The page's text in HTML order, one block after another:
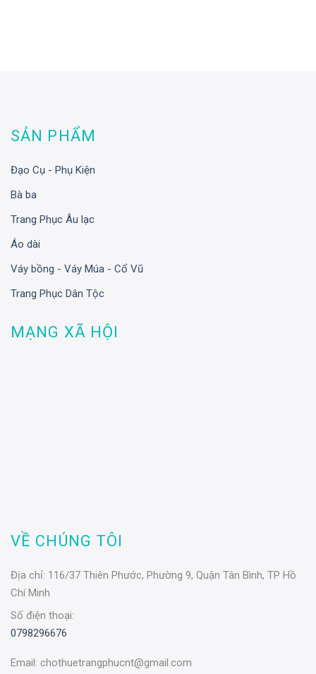
SẢN PHẨM
Đạo Cụ - Phụ Kiện
Bà ba
Trang Phục Âu lạc
Áo dài
Váy bồng - Váy Múa - Cổ Vũ
Trang Phục Dân Tộc
MẠNG XÃ HỘI
VỀ CHÚNG TÔI
Địa chỉ: 116/37 Thiên Phước, Phường 9, Quận Tân Bình, TP Hồ
Chí Minh
Số điện thoại:
0798296676
Email: chothuetrangphucnt@gmail.com